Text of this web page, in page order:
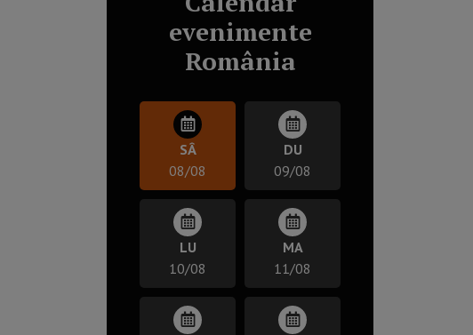
evenimente
România
SÂ
08/08
DU
09/08
LU
10/08
MA
11/08